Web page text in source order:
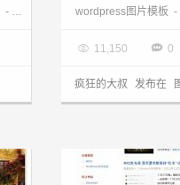
wordpress主题站:wordpress主题展示模板- wordpress相册主题wordpress图片模板 -
 11,150  0
疯狂的大叔 发布在